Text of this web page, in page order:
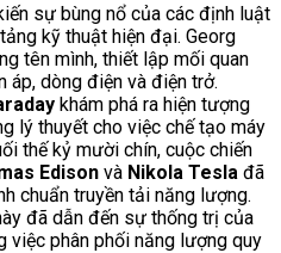
sự bùng nổ của các định luật
kỹ thuật hiện đại. Georg
tên mình, thiết lập mối quan
áp, dòng điện và điện trở.
khám phá ra hiện tượng
lý thuyết cho việc chế tạo máy
thế kỷ mười chín, cuộc chiến
Edison và Nikola Tesla đã
chuẩn truyền tải năng lượng.
đã dẫn đến sự thống trị của
việc phân phối năng lượng quy